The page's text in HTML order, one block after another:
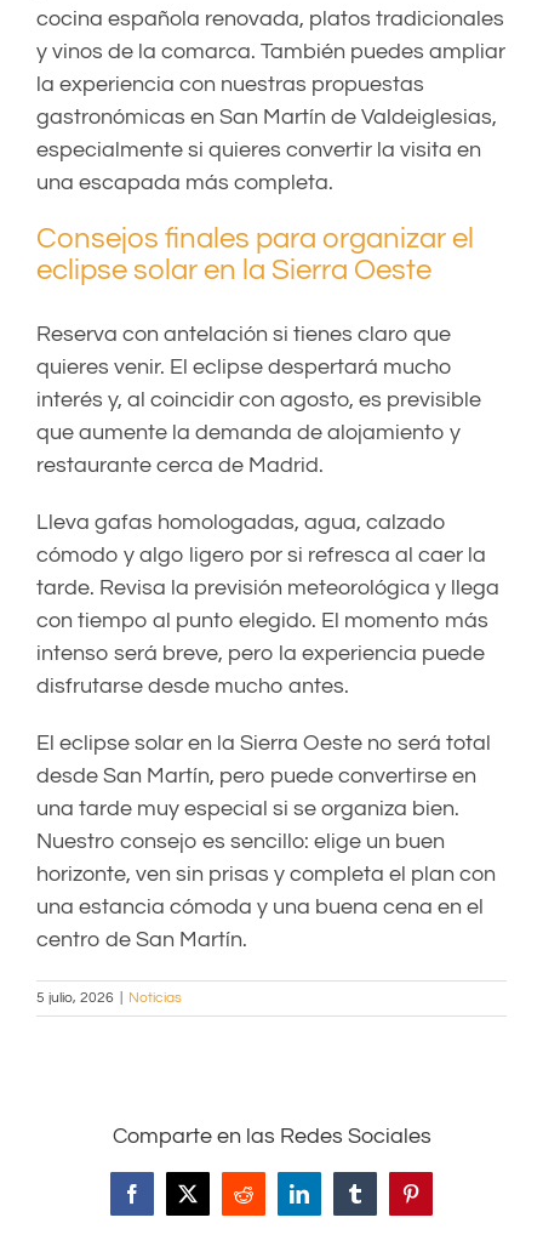
cocina española renovada, platos tradicionales
y vinos de la comarca. También puedes ampliar
la experiencia con nuestras propuestas
gastronómicas en San Martín de Valdeiglesias,
especialmente si quieres convertir la visita en
una escapada más completa.
Consejos finales para organizar el
eclipse solar en la Sierra Oeste
Reserva con antelación si tienes claro que
quieres venir. El eclipse despertará mucho
interés y, al coincidir con agosto, es previsible
que aumente la demanda de alojamiento y
restaurante cerca de Madrid.
Lleva gafas homologadas, agua, calzado
cómodo y algo ligero por si refresca al caer la
tarde. Revisa la previsión meteorológica y llega
con tiempo al punto elegido. El momento más
intenso será breve, pero la experiencia puede
disfrutarse desde mucho antes.
El eclipse solar en la Sierra Oeste no será total
desde San Martín, pero puede convertirse en
una tarde muy especial si se organiza bien.
Nuestro consejo es sencillo: elige un buen
horizonte, ven sin prisas y completa el plan con
una estancia cómoda y una buena cena en el
centro de San Martín.
5 julio, 2026 Noticias
Comparte en las Redes Sociales
Facebook
X Reddit LinkedInTumblrPinterest